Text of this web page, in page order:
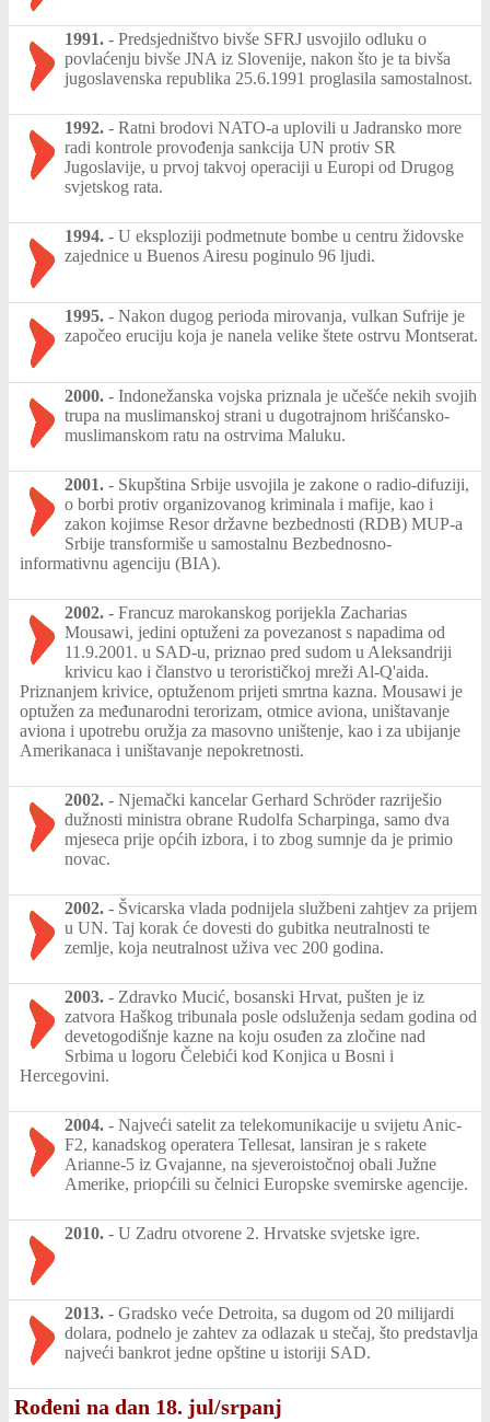
1991. - Predsjedništvo bivše SFRJ usvojilo odluku o
povlaćenju bivše JNA iz Slovenije, nakon što je ta bivša
jugoslavenska republika 25.6.1991 proglasila samostalnost.
1992. - Ratni brodovi NATO-a uplovili u Jadransko more
radi kontrole provođenja sankcija UN protiv SR
Jugoslavije, u prvoj takvoj operaciji u Europi od Drugog
svjetskog rata.
1994. - U eksploziji podmetnute bombe u centru židovske
zajednice u Buenos Airesu poginulo 96 ljudi.
1995. - Nakon dugog perioda mirovanja, vulkan Sufrije je
započeo eruciju koja je nanela velike štete ostrvu Montserat.
2000. - Indonežanska vojska priznala je učešće nekih svojih
trupa na muslimanskoj strani u dugotrajnom hrišćansko-
muslimanskom ratu na ostrvima Maluku.
2001. - Skupština Srbije usvojila je zakone o radio-difuziji,
o borbi protiv organizovanog kriminala i mafije, kao i
zakon kojimse Resor državne bezbednosti (RDB) MUP-a
Srbije transformiše u samostalnu Bezbednosno-
informativnu agenciju (BIA).
2002. - Francuz marokanskog porijekla Zacharias
Mousawi, jedini optuženi za povezanost s napadima od
11.9.2001. u SAD-u, priznao pred sudom u Aleksandriji
krivicu kao i članstvo u terorističkoj mreži Al-Q'aida.
Priznanjem krivice, optuženom prijeti smrtna kazna. Mousawi je
optužen za međunarodni terorizam, otmice aviona, uništavanje
aviona i upotrebu oružja za masovno uništenje, kao i za ubijanje
Amerikanaca i uništavanje nepokretnosti.
2002. - Njemački kancelar Gerhard Schröder razriješio
dužnosti ministra obrane Rudolfa Scharpinga, samo dva
mjeseca prije općih izbora, i to zbog sumnje da je primio
novac.
2002. - Švicarska vlada podnijela službeni zahtjev za prijem
u UN. Taj korak će dovesti do gubitka neutralnosti te
zemlje, koja neutralnost uživa vec 200 godina.
2003. - Zdravko Mucić, bosanski Hrvat, pušten je iz
zatvora Haškog tribunala posle odsluženja sedam godina od
devetogodišnje kazne na koju osuđen za zločine nad
Srbima u logoru Čelebići kod Konjica u Bosni i
Hercegovini.
2004. - Najveći satelit za telekomunikacije u svijetu Anic-
F2, kanadskog operatera Tellesat, lansiran je s rakete
Arianne-5 iz Gvajanne, na sjeveroistočnoj obali Južne
Amerike, priopćili su čelnici Europske svemirske agencije.
2010. - U Zadru otvorene 2. Hrvatske svjetske igre.
2013. - Gradsko veće Detroita, sa dugom od 20 milijardi
dolara, podnelo je zahtev za odlazak u stečaj, što predstavlja
najveći bankrot jedne opštine u istoriji SAD.
Rođeni na dan 18. jul/srpanj